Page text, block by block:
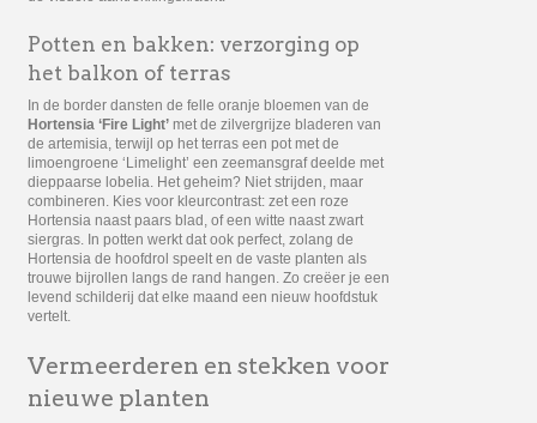
Potten en bakken: verzorging op
het balkon of terras
In de border dansten de felle oranje bloemen van de
Hortensia ‘Fire Light’ met de zilvergrijze bladeren van
de artemisia, terwijl op het terras een pot met de
limoengroene ‘Limelight’ een zeemansgraf deelde met
dieppaarse lobelia. Het geheim? Niet strijden, maar
combineren. Kies voor kleurcontrast: zet een roze
Hortensia naast paars blad, of een witte naast zwart
siergras. In potten werkt dat ook perfect, zolang de
Hortensia de hoofdrol speelt en de vaste planten als
trouwe bijrollen langs de rand hangen. Zo creëer je een
levend schilderij dat elke maand een nieuw hoofdstuk
vertelt.
Vermeerderen en stekken voor
nieuwe planten